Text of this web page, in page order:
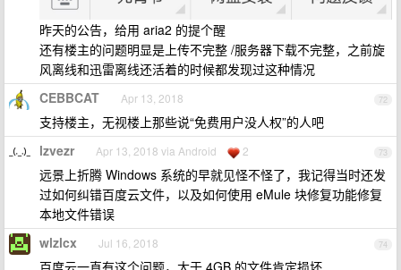
昨天的公告，给用 aria2 的提个醒
还有楼主的问题明显是上传不完整 /服务器下载不完整，之前旋
风离线和迅雷离线还活着的时候都发现过这种情况
72
CEBBCAT Apr 13, 2018
支持楼主，无视楼上那些说“免费用户没人权”的人吧
73
lzvezr Apr 13, 2018 via Android 2
远景上折腾 Windows 系统的早就见怪不怪了，我记得当时还发
过如何纠错百度云文件，以及如何使用 eMule 块修复功能修复
本地文件错误
74
wlzlcx Jul 16, 2018
百度云一直有这个问题，大于 4GB 的文件肯定损坏